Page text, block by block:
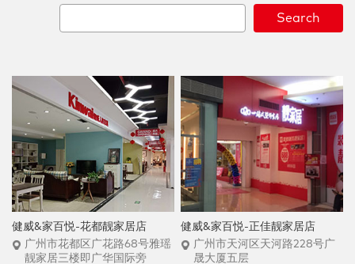
Search
健威&家百悦-花都靓家居店
广州市花都区广花路68号雅瑶
靓家居三楼即广华国际旁
健威&家百悦-正佳靓家居店
广州市天河区天河路228号广
晟大厦五层